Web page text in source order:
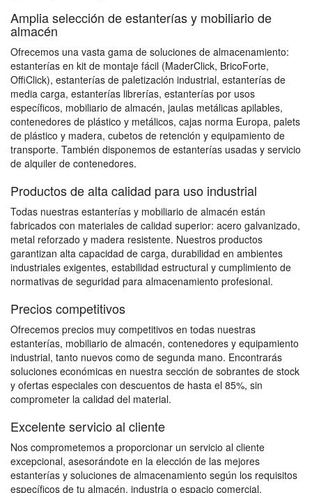
Amplia selección de estanterías y mobiliario de
almacén
Ofrecemos una vasta gama de soluciones de almacenamiento:
estanterías en kit de montaje fácil (MaderClick, BricoForte,
OffiClick), estanterías de paletización industrial, estanterías de
media carga, estanterías librerías, estanterías por usos
específicos, mobiliario de almacén, jaulas metálicas apilables,
contenedores de plástico y metálicos, cajas norma Europa, palets
de plástico y madera, cubetos de retención y equipamiento de
transporte. También disponemos de estanterías usadas y servicio
de alquiler de contenedores.
Productos de alta calidad para uso industrial
Todas nuestras estanterías y mobiliario de almacén están
fabricados con materiales de calidad superior: acero galvanizado,
metal reforzado y madera resistente. Nuestros productos
garantizan alta capacidad de carga, durabilidad en ambientes
industriales exigentes, estabilidad estructural y cumplimiento de
normativas de seguridad para almacenamiento profesional.
Precios competitivos
Ofrecemos precios muy competitivos en todas nuestras
estanterías, mobiliario de almacén, contenedores y equipamiento
industrial, tanto nuevos como de segunda mano. Encontrarás
soluciones económicas en nuestra sección de sobrantes de stock
y ofertas especiales con descuentos de hasta el 85%, sin
comprometer la calidad del material.
Excelente servicio al cliente
Nos comprometemos a proporcionar un servicio al cliente
excepcional, asesorándote en la elección de las mejores
estanterías y soluciones de almacenamiento según los requisitos
específicos de tu almacén, industria o espacio comercial.